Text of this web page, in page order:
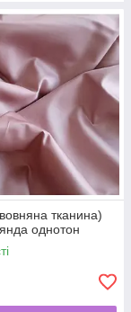
тканина)
однотон